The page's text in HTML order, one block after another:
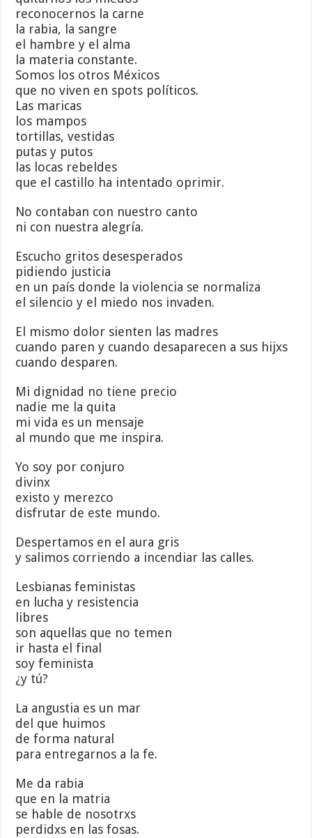
reconocernos la carne
la rabia, la sangre
el hambre y el alma
la materia constante.
Somos los otros Méxicos
que no viven en spots políticos.
Las maricas
los mampos
tortillas, vestidas
putas y putos
las locas rebeldes
que el castillo ha intentado oprimir.
No contaban con nuestro canto
ni con nuestra alegría.
Escucho gritos desesperados
pidiendo justicia
en un país donde la violencia se normaliza
el silencio y el miedo nos invaden.
El mismo dolor sienten las madres
cuando paren y cuando desaparecen a sus hijxs
cuando desparen.
Mi dignidad no tiene precio
nadie me la quita
mi vida es un mensaje
al mundo que me inspira.
Yo soy por conjuro
divinx
existo y merezco
disfrutar de este mundo.
Despertamos en el aura gris
y salimos corriendo a incendiar las calles.
Lesbianas feministas
en lucha y resistencia
libres
son aquellas que no temen
ir hasta el final
soy feminista
¿y tú?
La angustia es un mar
del que huimos
de forma natural
para entregarnos a la fe.
Me da rabia
que en la matria
se hable de nosotrxs
perdidxs en las fosas.